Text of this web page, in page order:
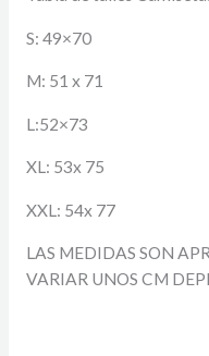
S: 49×70
M: 51 x 71
L:52×73
XL: 53x 75
XXL: 54x 77
LAS MEDIDAS SON
VARIAR UNOS CM